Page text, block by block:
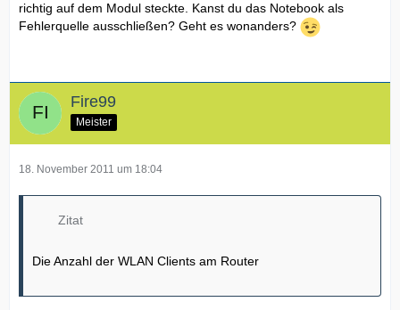
richtig auf dem Modul steckte. Kanst du das Notebook als
Fehlerquelle ausschließen? Geht es wonanders?
Fire99
Meister
18. November 2011 um 18:04
Zitat
Die Anzahl der WLAN Clients am Router